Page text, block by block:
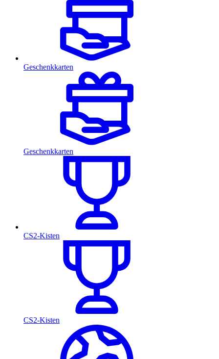
Geschenkkarten
Geschenkkarten
CS2-Kisten
CS2-Kisten